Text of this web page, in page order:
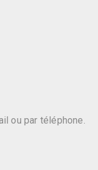
ou par téléphone.